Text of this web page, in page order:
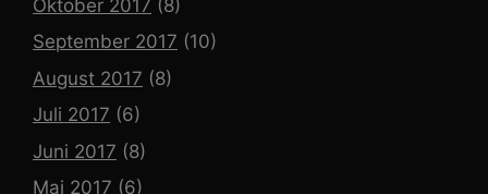
Oktober 2017 (8)
September 2017 (10)
August 2017 (8)
Juli 2017 (6)
Juni 2017 (8)
Mai 2017 (6)